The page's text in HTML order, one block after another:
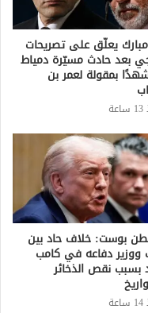
يعلّق على تصريحات
بعد حادث مسيّرة دمياط
بمقولة لعمر بن
بوست: خلاف حاد بين
ووزير دفاعه في كامب
بسبب نقص الذخائر